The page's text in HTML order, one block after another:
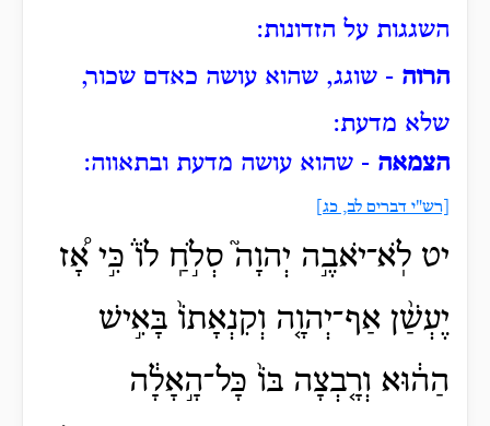
השגגות על הזדונות:
הרוה - שוגג, שהוא עושה כאדם שכור,
שלא מדעת:
הצמאה - שהוא עושה מדעת ובתאווה:
[רש"י דברים לב, כג]
יט לֹֽא־יֹאבֶ֣ה יְהוָה֮ סְלֹ֣חַֽ לוֹ֒ כִּ֣י אָ֠ז
יֶעְשַׁ֨ן אַף־יְהוָ֤ה וְקִנְאָתוֹ֙ בָּאִ֣ישׁ
הַה֔וּא וְרָ֤בְצָה בּוֹ֙ כָּל־הָ֣אָלָ֔ה